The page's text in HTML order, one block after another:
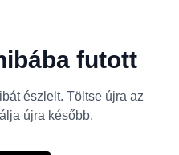
futott
észlelt. Töltse újra az
újra később.